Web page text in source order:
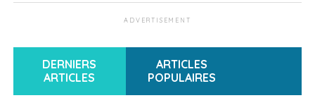
ADVERTISEMENT
DERNIERS
ARTICLES
ARTICLES
POPULAIRES